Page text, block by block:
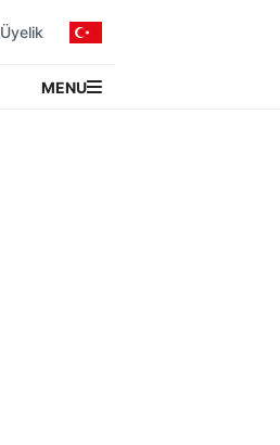
Üyelik
MENU